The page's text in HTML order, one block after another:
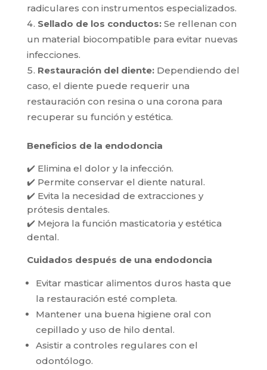
radiculares con instrumentos especializados.
Sellado de los conductos:Se rellenan con
un material biocompatible para evitar nuevas
infecciones.
Restauración del diente:Dependiendo del
caso, el diente puede requerir una
restauración con resina o una corona para
recuperar su función y estética.
Beneficios de la endodoncia
✔️ Elimina el dolor y la infección.
✔️ Permite conservar el diente natural.
✔️ Evita la necesidad de extracciones y
prótesis dentales.
✔️ Mejora la función masticatoria y estética
dental.
Cuidados después de una endodoncia
Evitar masticar alimentos duros hasta que
la restauración esté completa.
Mantener una buena higiene oral con
cepillado y uso de hilo dental.
Asistir a controles regulares con el
odontólogo.